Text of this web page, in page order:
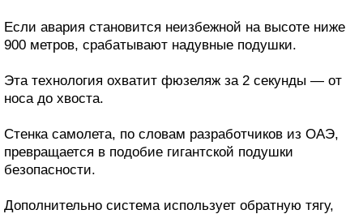
Если авария становится неизбежной на высоте ниже
900 метров, срабатывают надувные подушки.
Эта технология охватит фюзеляж за 2 секунды — от
носа до хвоста.
Стенка самолета, по словам разработчиков из ОАЭ,
превращается в подобие гигантской подушки
безопасности.
Дополнительно система использует обратную тягу,